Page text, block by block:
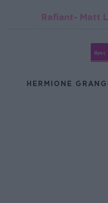
Rafiant- Matt
Βρες
HERMIONE